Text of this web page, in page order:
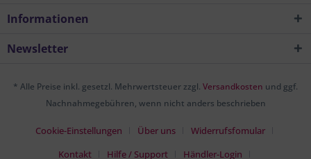
Informationen
Newsletter
* Alle Preise inkl. gesetzl. Mehrwertsteuer zzgl. Versandkosten und ggf.
Nachnahmegebühren, wenn nicht anders beschrieben
Cookie-Einstellungen Über uns
Widerrufsfomular
Kontakt
Hilfe / Support Händler-Login